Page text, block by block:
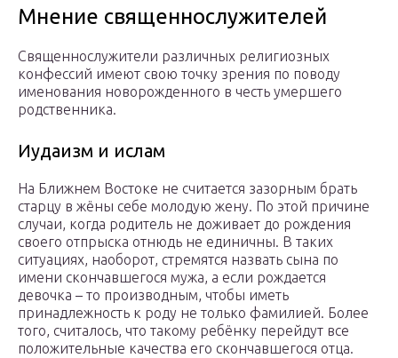
Мнение священнослужителей
Священнослужители различных религиозных
конфессий имеют свою точку зрения по поводу
именования новорожденного в честь умершего
родственника.
Иудаизм и ислам
На Ближнем Востоке не считается зазорным брать
старцу в жёны себе молодую жену. По этой причине
случаи, когда родитель не доживает до рождения
своего отпрыска отнюдь не единичны. В таких
ситуациях, наоборот, стремятся назвать сына по
имени скончавшегося мужа, а если рождается
девочка – то производным, чтобы иметь
принадлежность к роду не только фамилией. Более
того, считалось, что такому ребёнку перейдут все
положительные качества его скончавшегося отца.